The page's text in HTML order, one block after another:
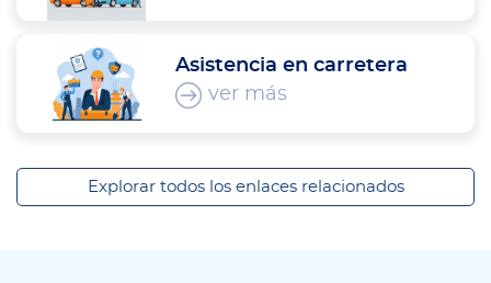
Asistencia en carretera
ver más
Explorar todos los enlaces relacionados